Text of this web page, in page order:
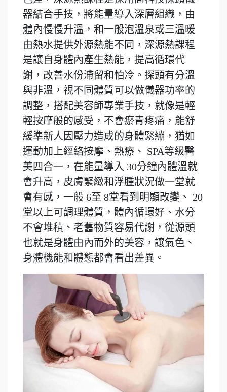
器結合手技，將能量導入深層組織，由
體內慢慢升溫，和一般泡溫泉或三溫暖
由熱水提供外源熱能不同，深源熱課程
是讓自身體內產生熱能，提高循環代
謝，改善水份滯留和怕冷。探頭有分溫
與非溫，視不同體質可以做儀器功率的
調整，搭配美容師專業手技，就像是輕
輕按摩般的感受，不會瘀青疼痛，能舒
緩準新人因壓力造成的身體緊繃，猶如
運動加上經絡按摩、熱療、 SPA等級醫
美四合一，在能量導入 30分鐘內體溫就
會升高，皮膚緊緻和浮腫狀況做一堂就
會有感，一般 6至 8堂看到明顯改變、 20
堂以上可調理體質，體內循環好、水分
不會堆積、老舊物質容易代謝，從源頭
也就是身體由內而外的美容，讓氣色、
身體機能和體態都會看出差異。